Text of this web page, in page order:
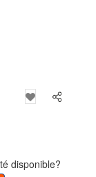
disponible?